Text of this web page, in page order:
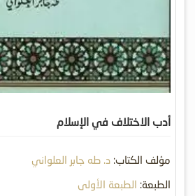
أدب الاختلاف في الإسلام
مؤلف الكتاب: د. طه جابر العلواني
الطبعة: الطبعة الأولى